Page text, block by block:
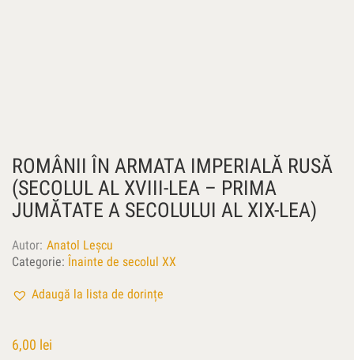
ROMÂNII ÎN ARMATA IMPERIALĂ RUSĂ
(SECOLUL AL XVIII-LEA – PRIMA
JUMĂTATE A SECOLULUI AL XIX-LEA)
Autor Anatol Leşcu
Categorie: Înainte de secolul XX
Adaugă la lista de dorințe
6,00 lei